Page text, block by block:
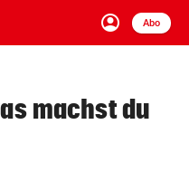
account_circle
Anmelden
Abo
close Schließen
machst du